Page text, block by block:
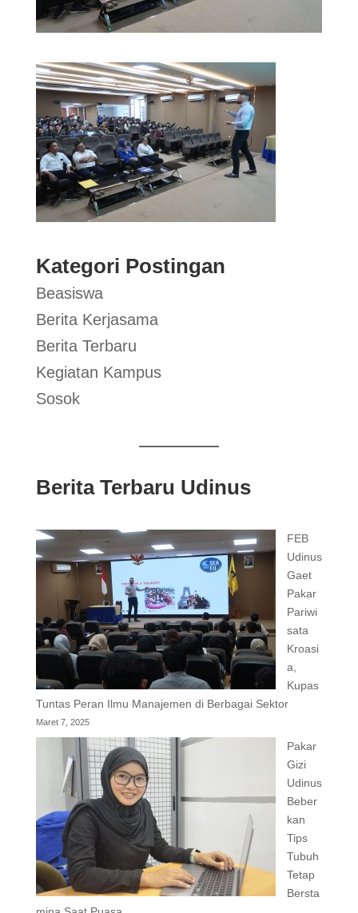
Kategori Postingan
Beasiswa
Berita Kerjasama
Berita Terbaru
Kegiatan Kampus
Sosok
Berita Terbaru Udinus
FEB
Udinus
Gaet
Pakar
Pariwi
sata
Kroasi
a,
Kupas
Tuntas Peran Ilmu Manajemen di Berbagai Sektor
Maret 7, 2025
Pakar
Gizi
Udinus
Beber
kan
Tips
Tubuh
Tetap
Bersta